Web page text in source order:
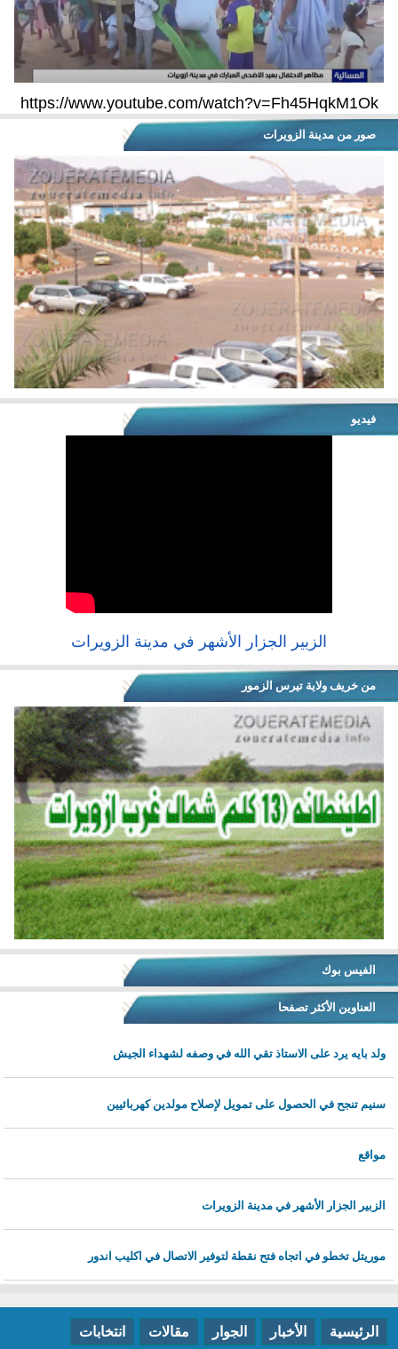
https://www.youtube.com/watch?v=Fh45HqkM1Ok
صور من مدينة الزويرات
فيديو
الزبير الجزار الأشهر في مدينة الزويرات
من خريف ولاية تيرس الزمور
الفيس بوك
العناوين الأكثر تصفحا
ولد بايه يرد على الاستاذ تقي الله في وصفه لشهداء الجيش
سنيم تنجح في الحصول على تمويل لإصلاح مولدين كهربائيين
مواقع
الزبير الجزار الأشهر في مدينة الزويرات
موريتل تخطو في اتجاه فتح نقطة لتوفير الاتصال في اكليب اندور
الرئيسية الأخبار الجوار مقالات انتخابات